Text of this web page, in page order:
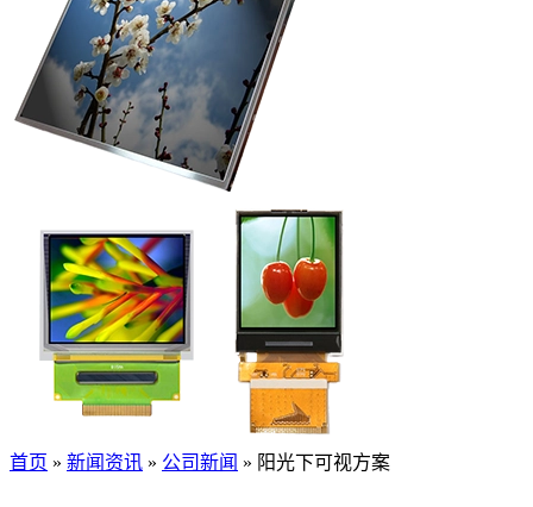
首页 » 新闻资讯 » 公司新闻 » 阳光下可视方案